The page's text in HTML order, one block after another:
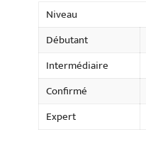
Niveau
Débutant
Intermédiaire
Confirmé
Expert